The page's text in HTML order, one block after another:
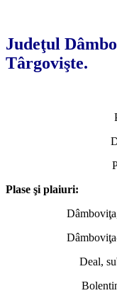
Judeţul
Târgovişte.
Plase şi plaiuri:
Deal,